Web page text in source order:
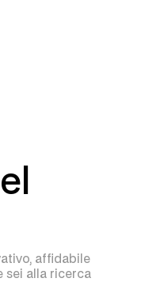
affidabile
sei alla ricerca